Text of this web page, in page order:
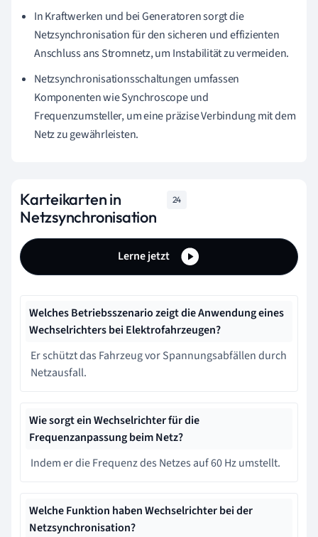
In Kraftwerken und bei Generatoren sorgt die
Netzsynchronisation für den sicheren und effizienten
Anschluss ans Stromnetz, um Instabilität zu vermeiden.
Netzsynchronisationsschaltungen umfassen
Komponenten wie Synchroscope und
Frequenzumsteller, um eine präzise Verbindung mit dem
Netz zu gewährleisten.
Karteikarten in
Netzsynchronisation
24
Lerne jetzt
Welches Betriebsszenario zeigt die Anwendung eines
Wechselrichters bei Elektrofahrzeugen?
Er schützt das Fahrzeug vor Spannungsabfällen durch
Netzausfall.
Wie sorgt ein Wechselrichter für die
Frequenzanpassung beim Netz?
Indem er die Frequenz des Netzes auf 60 Hz umstellt.
Welche Funktion haben Wechselrichter bei der
Netzsynchronisation?